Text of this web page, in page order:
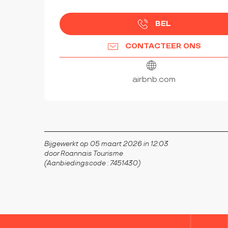
BEL
CONTACTEER ONS
airbnb.com
Bijgewerkt op 05 maart 2026 in 12:03
door Roannais Tourisme
(Aanbiedingscode :7451430)